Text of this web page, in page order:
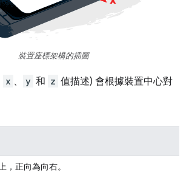
裝置座標架構的插圖
x 、 y 和 z 值描述) 會根據裝置中心對
，正向為向右。